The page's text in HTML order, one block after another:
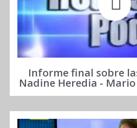
Informe final sobre
Nadine Heredia -